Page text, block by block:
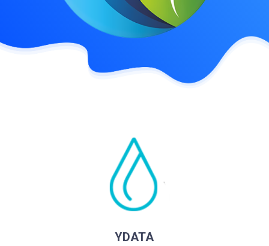
YDATA